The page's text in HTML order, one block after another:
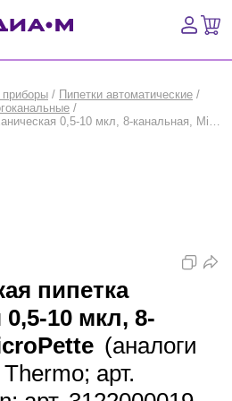
стекло
/ Пипетки автоматические /
/
Автоматическая пипетка механическая 0,5-10 мкл, 8-канальная, MicroPette, DLab, Китай
пипетка
10 мкл, 8-
(аналоги
арт.